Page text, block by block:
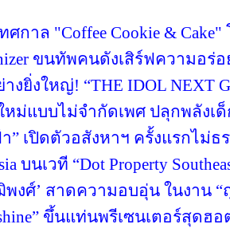
ศกาล "Coffee Cookie &
ขนทัพคนดังเสิร์ฟความอร่
งยิ่งใหญ่! “THE IDOL NEXT
หม่แบบไม่จำกัดเพศ ปลุกพลังเ
” เปิดตัวอสังหาฯ ครั้งแรกไม่
บนเวที “Dot Property
งศ์’ สาดความอบอุ่น ในงาน “
ขึ้นแท่นพรีเซนเตอร์สุด